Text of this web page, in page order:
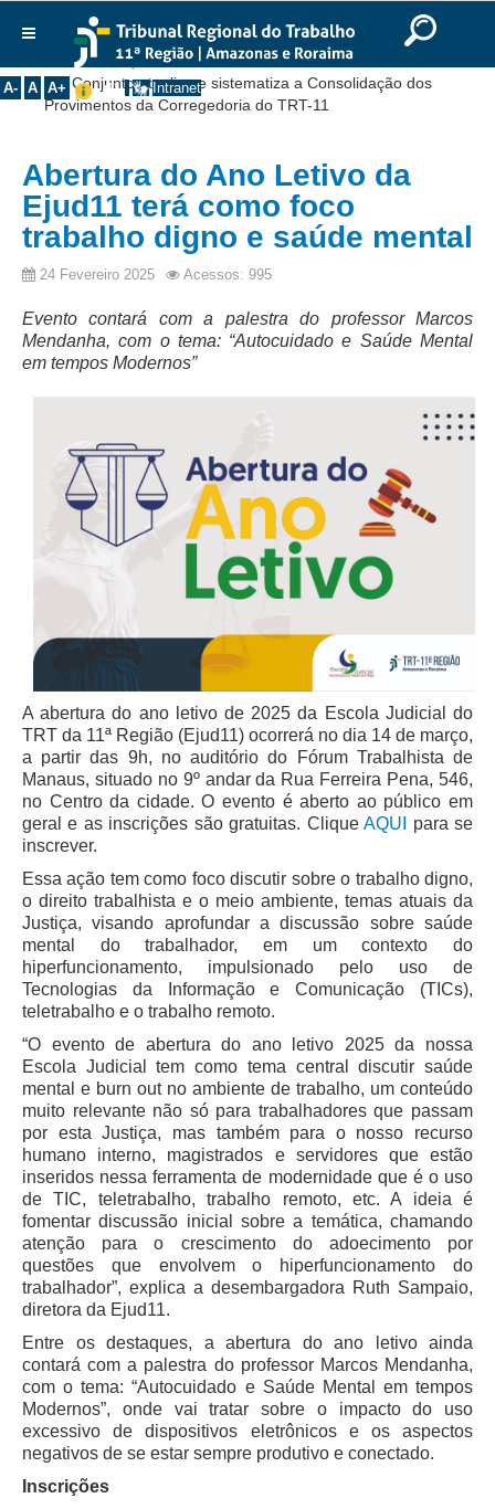
Ir para o rodapé
English
Português Español
A- A A+ Intranet
Institucional
Corregedoria
Composição
Turmas
Varas do Trabalho
Juízes Manaus
Juízes Interior
Juízes Substitutos
Diretores
Comitê Gestor Regional do e-Gestão e de Tabelas
Processuais Unificadas
Comitê do Datajud
Comissão Regional de Pesquisa Judiciária e Ciência de
Dados
Comissão de Ética
Comitê de Priorização do Primeiro Grau
Comissão de Uniformização de Jurisprudência
Comitê de Gestão de Pessoas
Comissão de Vitaliciamento
Comitê de Atenção Integral à Saúde de Magistrados e
Servidores
Comitê de Segurança Permanente
Comitê de Combate ao Trabalho Infantil e de Estímulo à
Aprendizagem
Comitê de Incentivo à Participação Institucional Feminina
no âmbito do TRT-11
Comitê de Prevenção e Enfrentamento do Assédio
Moral, do Assédio Sexual e da Discriminação
Comissão Permanente de Gestão Socioambiental
Comitê Gestor do Plano de Contratações e Aquisições
no Âmbito do TRT11
Comitê de Equidade de Raça, Gênero e Diversidade
Comitê PopRuaJud
Comissão de Justiça Itinerante
Comissão Permanente de Avaliação Documental
Você está aqui:Início >> Notícias >>
Ato Conjunto atualiza e sistematiza a Consolidação dos
Provimentos da Corregedoria do TRT-11
Abertura do Ano Letivo da
Ejud11 terá como foco
trabalho digno e saúde mental
24 Fevereiro 2025 Acessos: 995
Evento contará com a palestra do professor Marcos
Mendanha, com o tema: “Autocuidado e Saúde Mental
em tempos Modernos”
A abertura do ano letivo de 2025 da Escola Judicial do
TRT da 11⁠ª Região (Ejud11) ocorrerá no dia 14 de março,
a partir das 9h, no auditório do Fórum Trabalhista de
Manaus, situado no 9º andar da Rua Ferreira Pena, 546,
no Centro da cidade. O evento é aberto ao público em
geral e as inscrições são gratuitas. CliqueAQUI para se
inscrever.
Essa ação tem como foco discutir sobre o trabalho digno,
o direito trabalhista e o meio ambiente, temas atuais da
Justiça, visando aprofundar a discussão sobre saúde
mental do trabalhador, em um contexto do
hiperfuncionamento, impulsionado pelo uso de
Tecnologias da Informação e Comunicação (TICs),
teletrabalho e o trabalho remoto.
“O evento de abertura do ano letivo 2025 da nossa
Escola Judicial tem como tema central discutir saúde
mental e burn out no ambiente de trabalho, um conteúdo
muito relevante não só para trabalhadores que passam
por esta Justiça, mas também para o nosso recurso
humano interno, magistrados e servidores que estão
inseridos nessa ferramenta de modernidade que é o uso
de TIC, teletrabalho, trabalho remoto, etc. A ideia é
fomentar discussão inicial sobre a temática, chamando
atenção para o crescimento do adoecimento por
questões que envolvem o hiperfuncionamento do
trabalhador”, explica a desembargadora Ruth Sampaio,
diretora da Ejud11.
Entre os destaques, a abertura do ano letivo ainda
contará com a palestra do professor Marcos Mendanha,
com o tema: “Autocuidado e Saúde Mental em tempos
Modernos”, onde vai tratar sobre o impacto do uso
excessivo de dispositivos eletrônicos e os aspectos
negativos de se estar sempre produtivo e conectado.
Inscrições